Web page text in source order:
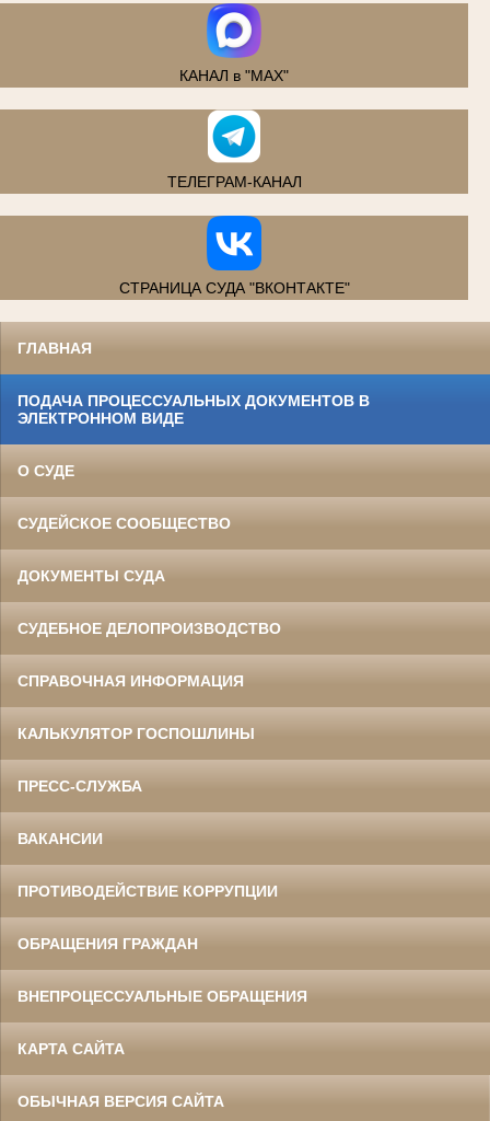
КАНАЛ в "MAX"
ТЕЛЕГРАМ-КАНАЛ
СТРАНИЦА СУДА "ВКОНТАКТЕ"
ГЛАВНАЯ
ПОДАЧА ПРОЦЕССУАЛЬНЫХ ДОКУМЕНТОВ В
ЭЛЕКТРОННОМ ВИДЕ
О СУДЕ
СУДЕЙСКОЕ СООБЩЕСТВО
ДОКУМЕНТЫ СУДА
СУДЕБНОЕ ДЕЛОПРОИЗВОДСТВО
СПРАВОЧНАЯ ИНФОРМАЦИЯ
КАЛЬКУЛЯТОР ГОСПОШЛИНЫ
ПРЕСС-СЛУЖБА
ВАКАНСИИ
ПРОТИВОДЕЙСТВИЕ КОРРУПЦИИ
ОБРАЩЕНИЯ ГРАЖДАН
ВНЕПРОЦЕССУАЛЬНЫЕ ОБРАЩЕНИЯ
КАРТА САЙТА
ОБЫЧНАЯ ВЕРСИЯ САЙТА